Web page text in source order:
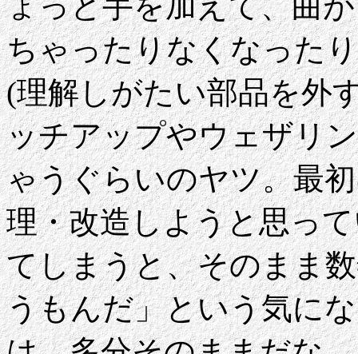
ちゃったりなくなった
(理解しがたい部品を外
ッチアップやウェザリ
ゃうぐらいのヤツ。最
理・改造しようと思っ
てしまうと、そのまま
うもんだ」という気に